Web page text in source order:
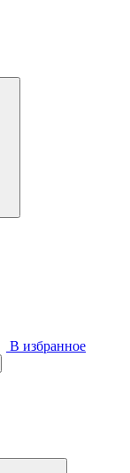
В избранное